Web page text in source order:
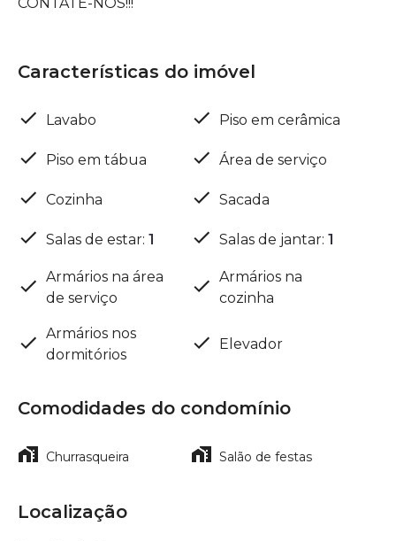
Características do imóvel
Lavabo Piso em cerâmica
Piso em tábua Área de serviço
Cozinha Sacada
Salas de estar: 1 Salas de jantar: 1
Armários na área
de serviço
Armários na
cozinha
Armários nos
dormitórios
Elevador
Comodidades do condomínio
Churrasqueira Salão de festas
Localização